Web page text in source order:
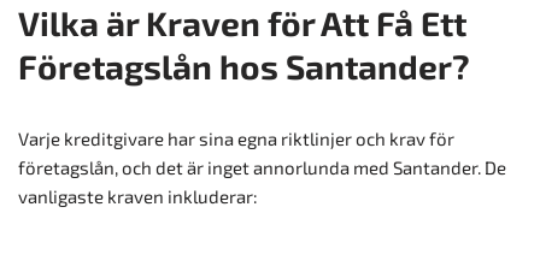
Vilka är Kraven för Att Få Ett
Företagslån hos Santander?
Varje kreditgivare har sina egna riktlinjer och krav för
företagslån, och det är inget annorlunda med Santander. De
vanligaste kraven inkluderar: